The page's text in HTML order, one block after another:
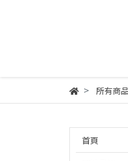
所有商品
首頁